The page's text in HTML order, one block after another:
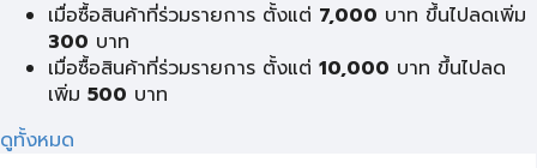
เมื่อซื้อสินค้าที่ร่วมรายการ ตั้งแต่ 7,000 บาท ขึ้นไปลดเพิ่ม
300 บาท
เมื่อซื้อสินค้าที่ร่วมรายการ ตั้งแต่ 10,000 บาท ขึ้นไปลด
เพิ่ม 500 บาท
ดูทั้งหมด